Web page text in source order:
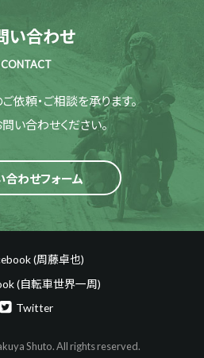
い合わせ
CONTACT
依頼・ご相談を承ります。
い合わせください。
合わせフォーム
(周藤卓也)
(自転車世界一周)
Twitter
Shuto. All rights reserved.